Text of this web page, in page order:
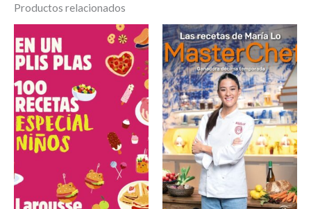
Productos relacionados